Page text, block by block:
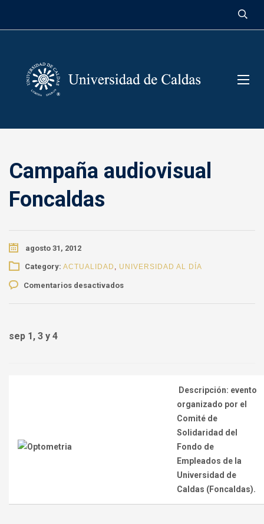
Campaña audiovisual
Foncaldas
agosto 31, 2012
Category: ACTUALIDAD , UNIVERSIDAD AL DÍA
Comentarios desactivadosen
sep 1, 3 y 4
Descripción: evento
organizado por el
Comité de
Solidaridad del
Fondo de
Empleados de la
Universidad de
Caldas (Foncaldas).